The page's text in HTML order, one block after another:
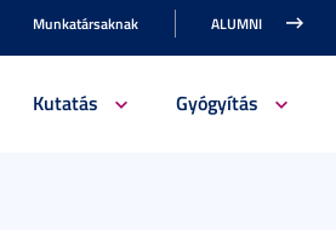
Munkatársaknak ALUMNI
Kutatás Gyógyítás